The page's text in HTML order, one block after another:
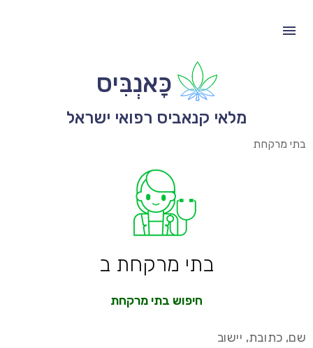
כָּאנְבִּיס
מלאי קנאביס רפואי ישראל
בתי מרקחת
בתי מרקחת ב
חיפוש בתי מרקחת
שם, כתובת, יישוב